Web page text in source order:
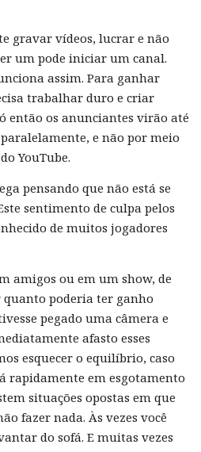
gravar vídeos, lucrar e não
um pode iniciar um canal.
assim. Para ganhar
trabalhar duro e criar
então os anunciantes virão até
e não por meio
YouTube.
pensando que não está se
sentimento de culpa pelos
de muitos jogadores
amigos ou em um show, de
quanto poderia ter ganho
pegado uma câmera e
afasto esses
esquecer o equilíbrio, caso
em esgotamento
situações opostas em que
fazer nada. Às vezes você
do sofá. E muitas vezes